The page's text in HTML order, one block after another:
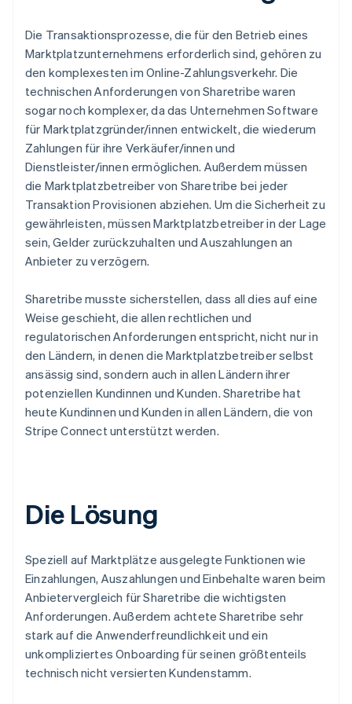
Die Transaktionsprozesse, die für den Betrieb eines
Marktplatzunternehmens erforderlich sind, gehören zu
den komplexesten im Online-Zahlungsverkehr. Die
technischen Anforderungen von Sharetribe waren
sogar noch komplexer, da das Unternehmen Software
für Marktplatzgründer/innen entwickelt, die wiederum
Zahlungen für ihre Verkäufer/innen und
Dienstleister/innen ermöglichen. Außerdem müssen
die Marktplatzbetreiber von Sharetribe bei jeder
Transaktion Provisionen abziehen. Um die Sicherheit zu
gewährleisten, müssen Marktplatzbetreiber in der Lage
sein, Gelder zurückzuhalten und Auszahlungen an
Anbieter zu verzögern.
Sharetribe musste sicherstellen, dass all dies auf eine
Weise geschieht, die allen rechtlichen und
regulatorischen Anforderungen entspricht, nicht nur in
den Ländern, in denen die Marktplatzbetreiber selbst
ansässig sind, sondern auch in allen Ländern ihrer
potenziellen Kundinnen und Kunden. Sharetribe hat
heute Kundinnen und Kunden in allen Ländern, die von
Stripe Connect unterstützt werden.
Die Lösung
Speziell auf Marktplätze ausgelegte Funktionen wie
Einzahlungen, Auszahlungen und Einbehalte waren beim
Anbietervergleich für Sharetribe die wichtigsten
Anforderungen. Außerdem achtete Sharetribe sehr
stark auf die Anwenderfreundlichkeit und ein
unkompliziertes Onboarding für seinen größtenteils
technisch nicht versierten Kundenstamm.